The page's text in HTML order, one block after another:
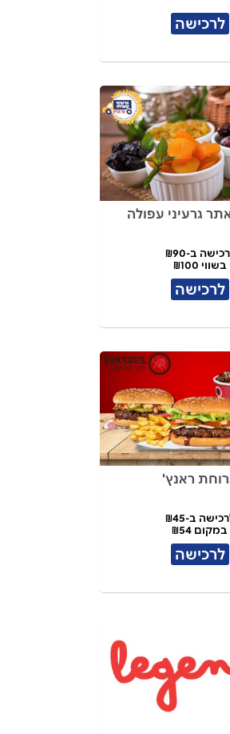
לרכישה
גרעיני עפולה
ב-₪90
בשווי ₪100
לרכישה
ראנץ'
ב-₪45
במקום ₪54
לרכישה